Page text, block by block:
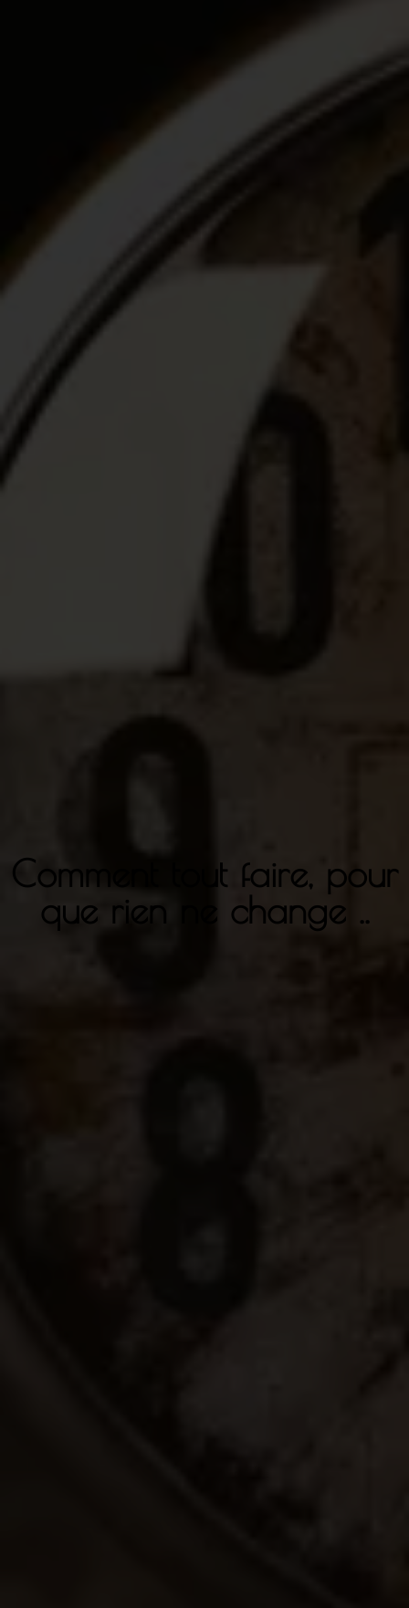
Comment tout faire, pour
que rien ne change ..